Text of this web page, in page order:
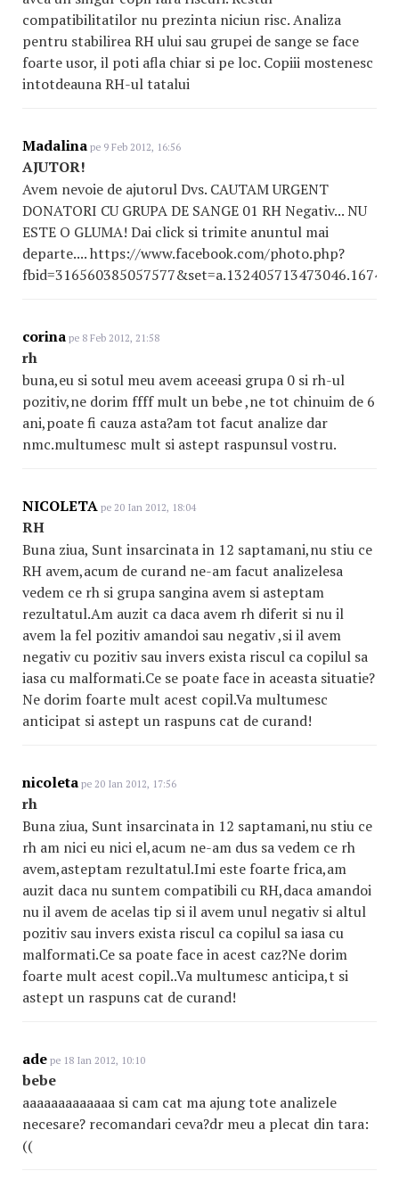
compatibilitatilor nu prezinta niciun risc. Analiza
pentru stabilirea RH ului sau grupei de sange se face
foarte usor, il poti afla chiar si pe loc. Copiii mostenesc
intotdeauna RH-ul tatalui
Madalina pe 9 Feb 2012, 16:56
AJUTOR!
Avem nevoie de ajutorul Dvs. CAUTAM URGENT
DONATORI CU GRUPA DE SANGE 01 RH Negativ... NU
ESTE O GLUMA! Dai click si trimite anuntul mai
departe.... https://www.facebook.com/photo.php?
corina pe 8 Feb 2012, 21:58
rh
buna,eu si sotul meu avem aceeasi grupa 0 si rh-ul
pozitiv,ne dorim ffff mult un bebe ,ne tot chinuim de 6
ani,poate fi cauza asta?am tot facut analize dar
nmc.multumesc mult si astept raspunsul vostru.
NICOLETA pe 20 Ian 2012, 18:04
RH
Buna ziua, Sunt insarcinata in 12 saptamani,nu stiu ce
RH avem,acum de curand ne-am facut analizelesa
vedem ce rh si grupa sangina avem si asteptam
rezultatul.Am auzit ca daca avem rh diferit si nu il
avem la fel pozitiv amandoi sau negativ ,si il avem
negativ cu pozitiv sau invers exista riscul ca copilul sa
iasa cu malformati.Ce se poate face in aceasta situatie?
Ne dorim foarte mult acest copil.Va multumesc
anticipat si astept un raspuns cat de curand!
nicoleta pe 20 Ian 2012, 17:56
rh
Buna ziua, Sunt insarcinata in 12 saptamani,nu stiu ce
rh am nici eu nici el,acum ne-am dus sa vedem ce rh
avem,asteptam rezultatul.Imi este foarte frica,am
auzit daca nu suntem compatibili cu RH,daca amandoi
nu il avem de acelas tip si il avem unul negativ si altul
pozitiv sau invers exista riscul ca copilul sa iasa cu
malformati.Ce sa poate face in acest caz?Ne dorim
foarte mult acest copil..Va multumesc anticipa,t si
astept un raspuns cat de curand!
ade pe 18 Ian 2012, 10:10
bebe
aaaaaaaaaaaaa si cam cat ma ajung tote analizele
necesare? recomandari ceva?dr meu a plecat din tara:
((